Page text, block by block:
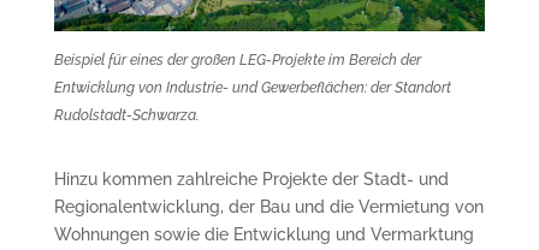
Beispiel für eines der großen LEG-Projekte im Bereich der
Entwicklung von Industrie- und Gewerbeflächen: der Standort
Rudolstadt-Schwarza.
Hinzu kommen zahlreiche Projekte der Stadt- und
Regionalentwicklung, der Bau und die Vermietung von
Wohnungen sowie die Entwicklung und Vermarktung